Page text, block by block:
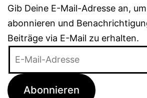
Gib Deine E-Mail-Adresse an,
abonnieren und
Beiträge via E-Mail zu erhalten.
Adresse
Abonnieren